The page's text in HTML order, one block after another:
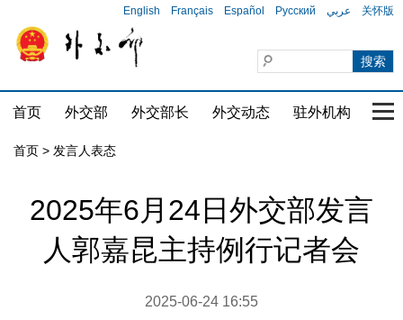
English Français Español Русский عربي 关怀版
首页 外交部 外交部长 外交动态 驻外机构 国
首页 > 发言人表态
2025年6月24日外交部发言
人郭嘉昆主持例行记者会
2025-06-24 16:55